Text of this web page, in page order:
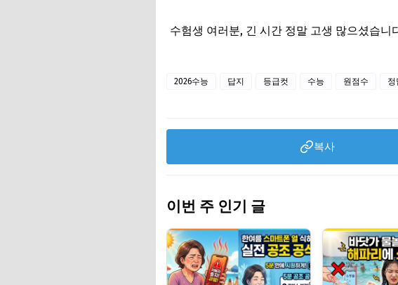
수험생 여러분, 긴 시간 정말 고생 많으셨습
2026수능 답지 등급컷 수능 원점수 정
복사
이번 주 인기 글